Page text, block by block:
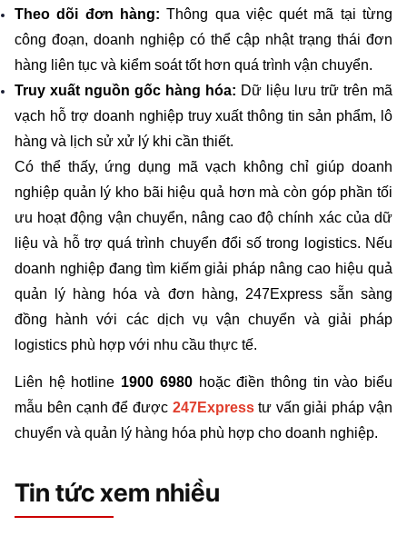
Theo dõi đơn hàng: Thông qua việc quét mã tại từng
công đoạn, doanh nghiệp có thể cập nhật trạng thái đơn
hàng liên tục và kiểm soát tốt hơn quá trình vận chuyển.
Truy xuất nguồn gốc hàng hóa: Dữ liệu lưu trữ trên mã
vạch hỗ trợ doanh nghiệp truy xuất thông tin sản phẩm, lô
hàng và lịch sử xử lý khi cần thiết.
Có thể thấy, ứng dụng mã vạch không chỉ giúp doanh
nghiệp quản lý kho bãi hiệu quả hơn mà còn góp phần tối
ưu hoạt động vận chuyển, nâng cao độ chính xác của dữ
liệu và hỗ trợ quá trình chuyển đổi số trong logistics. Nếu
doanh nghiệp đang tìm kiếm giải pháp nâng cao hiệu quả
quản lý hàng hóa và đơn hàng, 247Express sẵn sàng
đồng hành với các dịch vụ vận chuyển và giải pháp
logistics phù hợp với nhu cầu thực tế.
Liên hệ hotline 1900 6980 hoặc điền thông tin vào biểu
mẫu bên cạnh để được 247Express tư vấn giải pháp vận
chuyển và quản lý hàng hóa phù hợp cho doanh nghiệp.
Tin tức xem nhiều